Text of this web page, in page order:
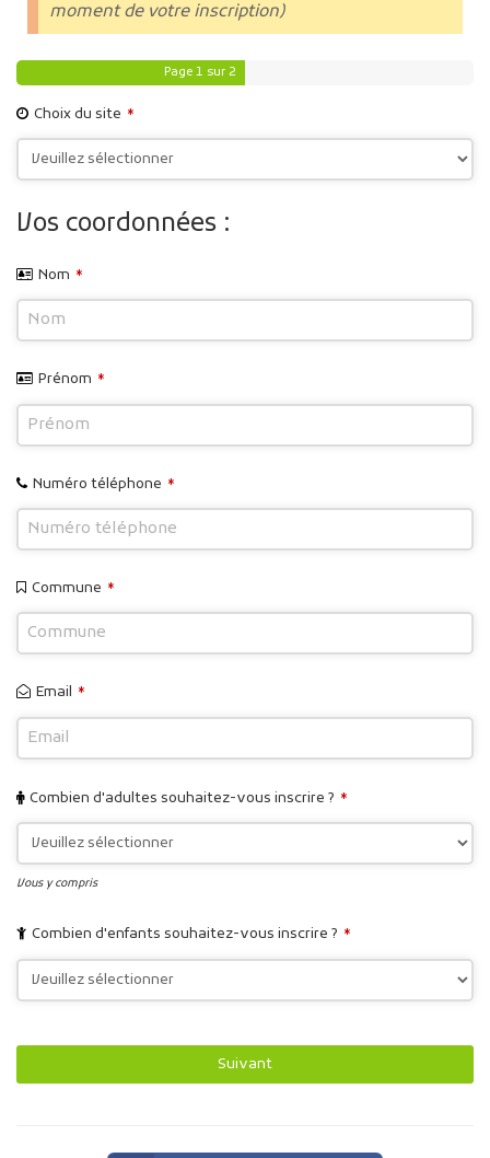
moment de votre inscription)
Page 1 sur 2
Choix du site *
Vos coordonnées :
Nom *
Prénom *
Numéro téléphone *
Commune *
Email *
Combien d'adultes souhaitez-vous inscrire ? *
Vous y compris
Combien d'enfants souhaitez-vous inscrire ? *
Suivant